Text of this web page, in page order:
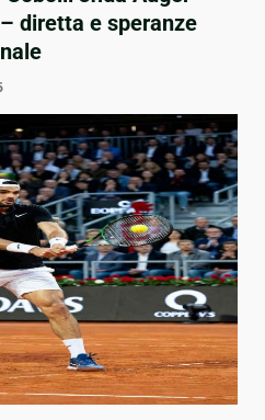
diretta e speranze